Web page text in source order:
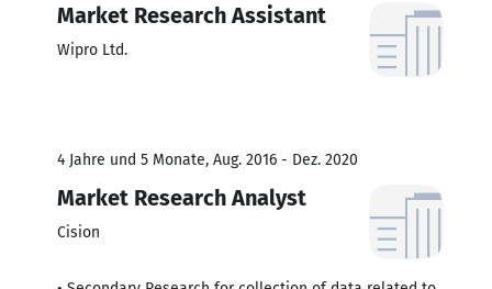
Market Research Assistant
Wipro Ltd.
4 Jahre und 5 Monate, Aug. 2016 - Dez. 2020
Market Research Analyst
Cision